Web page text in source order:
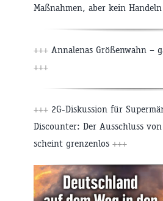
Maßnahmen, aber kein Handeln
+++ Annalenas Größenwahn –
+++
+++ 2G-Diskussion für
Discounter: Der Ausschluss
scheint grenzenlos +++